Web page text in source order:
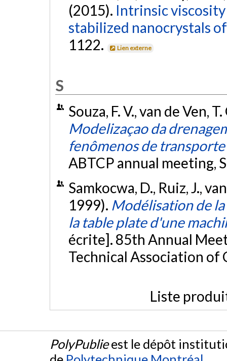
(2015). Intrinsic
stabilized nanocrystals
1122.
Lien externe
S
Souza, F. V., van de Ven,
Modelizaçao da
fenômenos de transporte
ABTCP annual meeting,
Samkocwa, D., Ruiz, J.,
1999). Modélisation de
la table plate d'une
écrite]. 85th Annual
Technical Association of
Liste
PolyPublieest le dépôt